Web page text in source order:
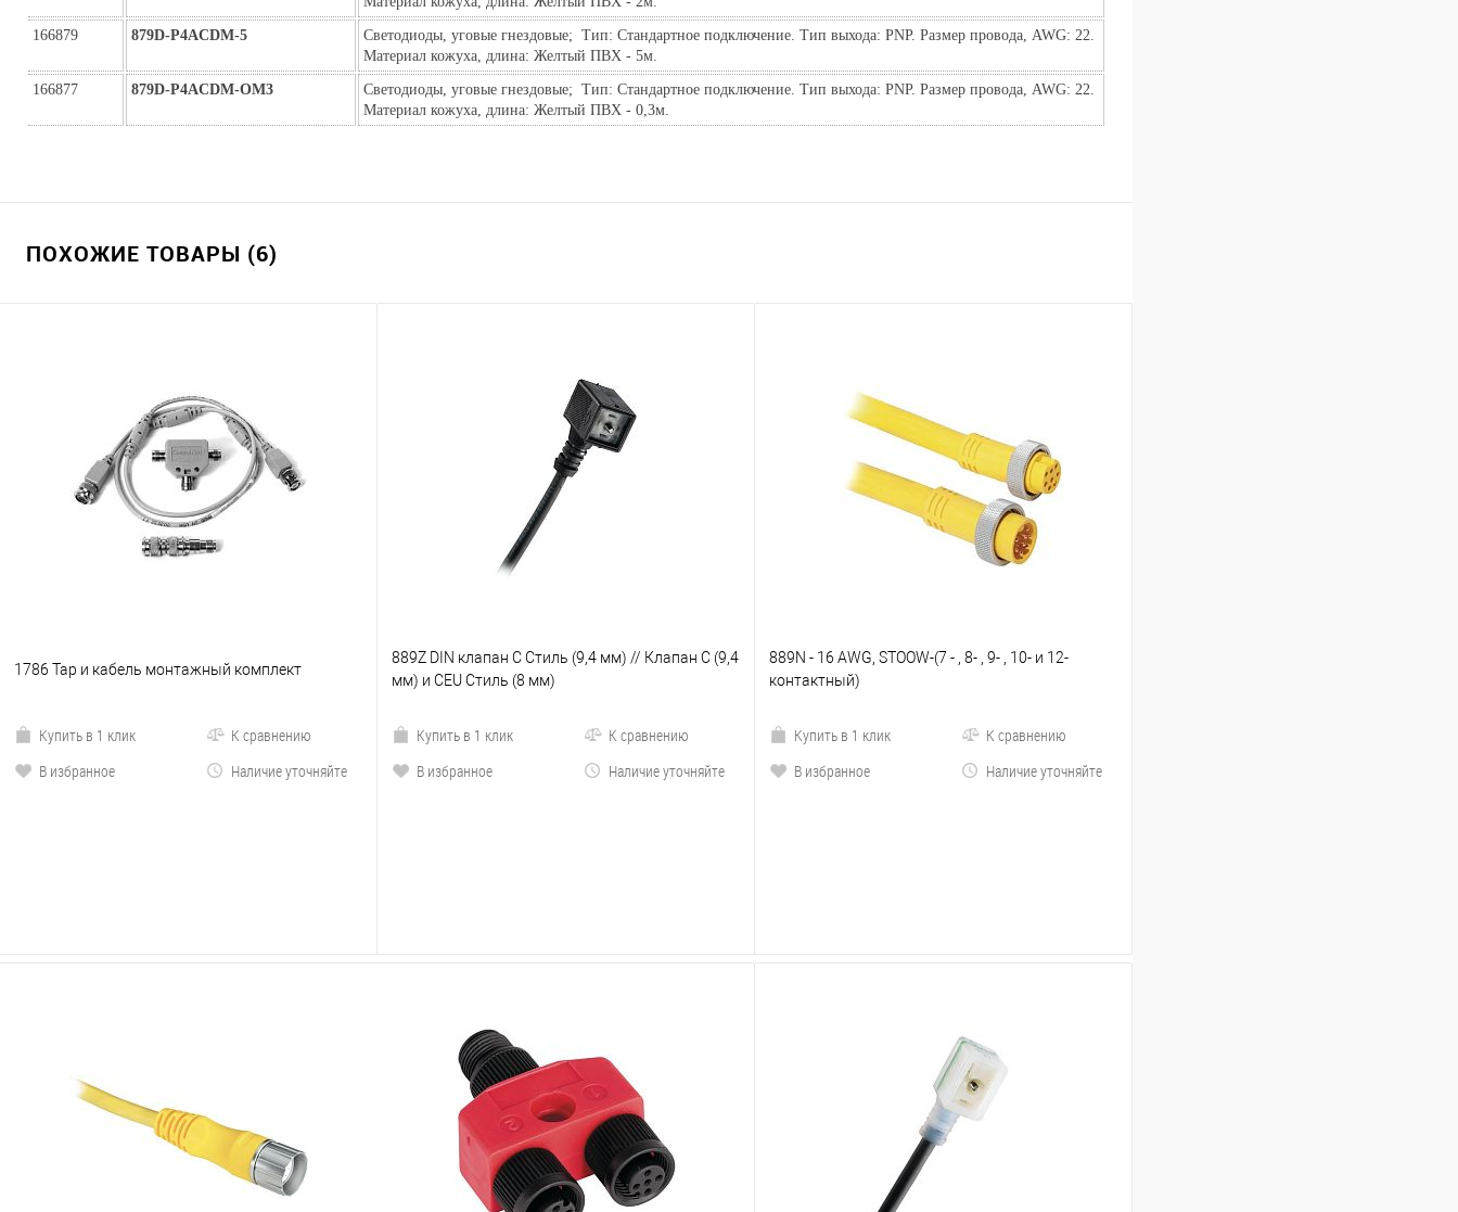
166879 879D-P4ACDM-5
Светодиоды, уговые гнездовые;  Тип: Стандартное подключение. Тип выхода: PNP. Размер провода, AWG: 22.
Материал кожуха, длина: Желтый ПВХ - 5м.
166877 879D-P4ACDM-ОМ3
Светодиоды, уговые гнездовые;  Тип: Стандартное подключение. Тип выхода: PNP. Размер провода, AWG: 22.
Материал кожуха, длина: Желтый ПВХ - 0,3м.
ПОХОЖИЕ ТОВАРЫ (6)
1786 Tap и кабель монтажный комплект
Купить в 1 клик
К сравнению
В избранное
Наличие уточняйте
889Z DIN клапан C Стиль (9,4 мм) // Клапан C (9,4
мм) и CEU Стиль (8 мм)
Купить в 1 клик
К сравнению
В избранное
Наличие уточняйте
889N - 16 AWG, STOOW-(7 - , 8- , 9- , 10- и 12-
контактный)
Купить в 1 клик
К сравнению
В избранное
Наличие уточняйте